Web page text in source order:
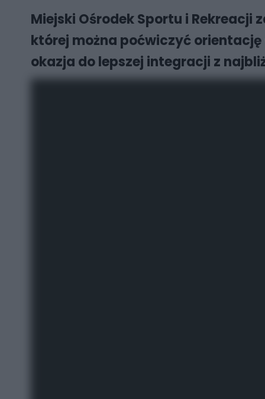
Miejski Ośrodek Sportu i Rekreacji
której można poćwiczyć orientację
okazja do lepszej integracji z